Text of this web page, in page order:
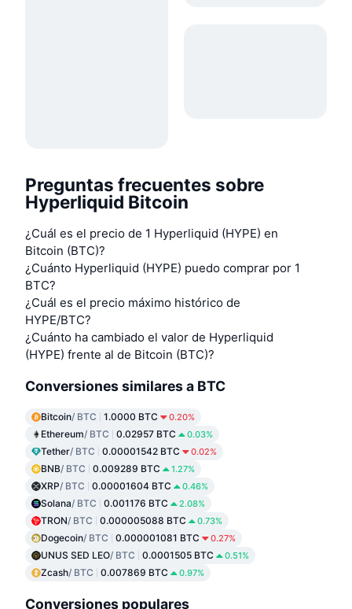
Preguntas frecuentes sobre
Hyperliquid Bitcoin
¿Cuál es el precio de 1 Hyperliquid (HYPE) en
Bitcoin (BTC)?
¿Cuánto Hyperliquid (HYPE) puedo comprar por 1
BTC?
¿Cuál es el precio máximo histórico de
HYPE/BTC?
¿Cuánto ha cambiado el valor de Hyperliquid
(HYPE) frente al de Bitcoin (BTC)?
Conversiones similares a BTC
Bitcoin/ BTC 1.0000 BTC 0.20%
Ethereum/ BTC 0.02957 BTC 0.03%
Tether/ BTC 0.00001542 BTC 0.02%
BNB/ BTC 0.009289 BTC 1.27%
XRP/ BTC 0.00001604 BTC 0.46%
Solana/ BTC 0.001176 BTC 2.08%
TRON/ BTC 0.000005088 BTC 0.73%
Dogecoin/ BTC 0.000001081 BTC 0.27%
UNUS SED LEO/ BTC 0.0001505 BTC 0.51%
Zcash/ BTC 0.007869 BTC 0.97%
Conversiones populares